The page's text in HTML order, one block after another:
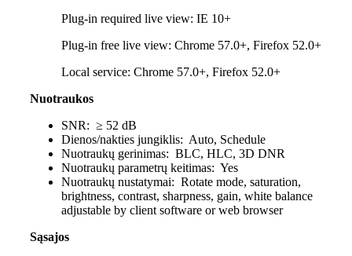
Plug-in required live view: IE 10+
Plug-in free live view: Chrome 57.0+, Firefox 52.0+
Local service: Chrome 57.0+, Firefox 52.0+
Nuotraukos
SNR: ≥ 52 dB
Dienos/nakties jungiklis: Auto, Schedule
Nuotraukų gerinimas: BLC, HLC, 3D DNR
Nuotraukų parametrų keitimas: Yes
Nuotraukų nustatymai: Rotate mode, saturation,
brightness, contrast, sharpness, gain, white balance
adjustable by client software or web browser
Sąsajos